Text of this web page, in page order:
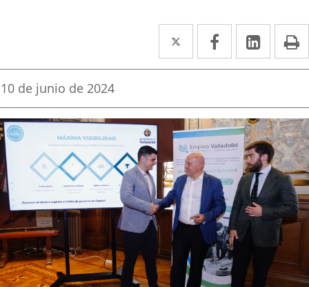
Twitter
Enlace
a
aplicación
externa.
Facebook
Enlace
a
aplicación
externa.
Enlace
a
Fecha
la
noticia
10 de junio de 2024